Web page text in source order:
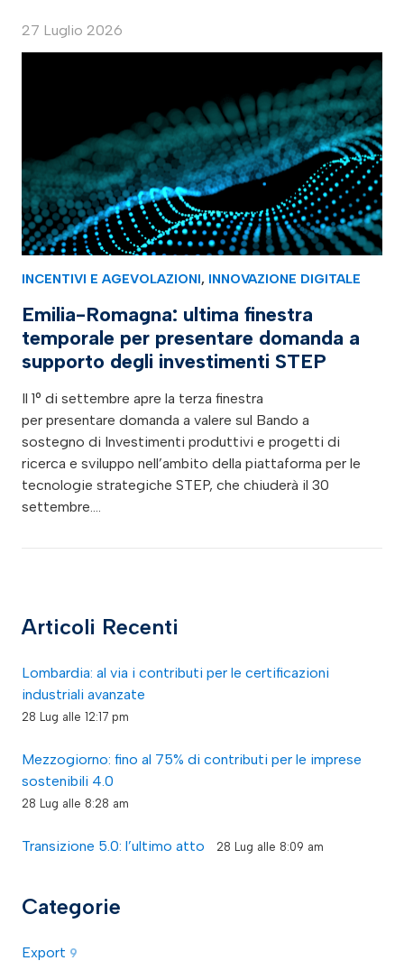
27 Luglio 2026
INCENTIVI E AGEVOLAZIONI, INNOVAZIONE DIGITALE
Emilia-Romagna: ultima finestra
temporale per presentare domanda a
supporto degli investimenti STEP
Il 1° di settembre apre la terza finestra
per presentare domanda a valere sul Bando a
sostegno di Investimenti produttivi e progetti di
ricerca e sviluppo nell’ambito della piattaforma per le
tecnologie strategiche STEP, che chiuderà il 30
settembre.…
Articoli Recenti
Lombardia: al via i contributi per le certificazioni
industriali avanzate
28 Lug alle 12:17 pm
Mezzogiorno: fino al 75% di contributi per le imprese
sostenibili 4.0
28 Lug alle 8:28 am
Transizione 5.0: l’ultimo atto 28 Lug alle 8:09 am
Categorie
Export 9